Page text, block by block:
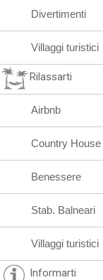
Divertimenti
Villaggi turistici
Rilassarti
Airbnb
Country House
Benessere
Stab. Balneari
Villaggi turistici
Informarti